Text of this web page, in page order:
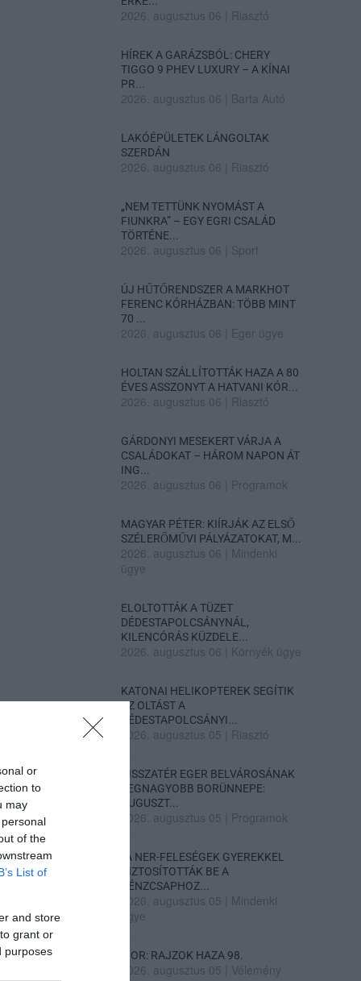
or
to
may
of the
List of
and store
grant or
purposes
2026. augusztus 06 Riasztó
HÍREK A GARÁZSBÓL: CHERY
TIGGO 9 PHEV LUXURY – A KÍNAI
PR...
2026. augusztus 06 Barta Autó
LAKÓÉPÜLETEK LÁNGOLTAK
SZERDÁN
2026. augusztus 06 Riasztó
„NEM TETTÜNK NYOMÁST A
FIUNKRA” – EGY EGRI CSALÁD
TÖRTÉNE...
2026. augusztus 06 Sport
ÚJ HŰTŐRENDSZER A MARKHOT
FERENC KÓRHÁZBAN: TÖBB MINT
70 ...
2026. augusztus 06 Eger ügye
HOLTAN SZÁLLÍTOTTÁK HAZA A 80
ÉVES ASSZONYT A HATVANI KÓR...
2026. augusztus 06 Riasztó
GÁRDONYI MESEKERT VÁRJA A
CSALÁDOKAT – HÁROM NAPON ÁT
ING...
2026. augusztus 06 Programok
MAGYAR PÉTER: KIÍRJÁK AZ ELSŐ
SZÉLERŐMŰVI PÁLYÁZATOKAT, M...
2026. augusztus 06
Mindenki
ügye
ELOLTOTTÁK A TÜZET
DÉDESTAPOLCSÁNYNÁL,
KILENCÓRÁS KÜZDELE...
2026. augusztus 06 Környék ügye
KATONAI HELIKOPTEREK SEGÍTIK
AZ OLTÁST A
DÉDESTAPOLCSÁNYI...
2026. augusztus 05 Riasztó
VISSZATÉR EGER BELVÁROSÁNAK
LEGNAGYOBB BORÜNNEPE:
AUGUSZT...
2026. augusztus 05 Programok
„A NER-FELESÉGEK GYEREKKEL
BIZTOSÍTOTTÁK BE A
PÉNZCSAPHOZ...
2026. augusztus 05
Mindenki
ügye
SIOR: RAJZOK HAZA 98.
2026. augusztus 05 Vélemény